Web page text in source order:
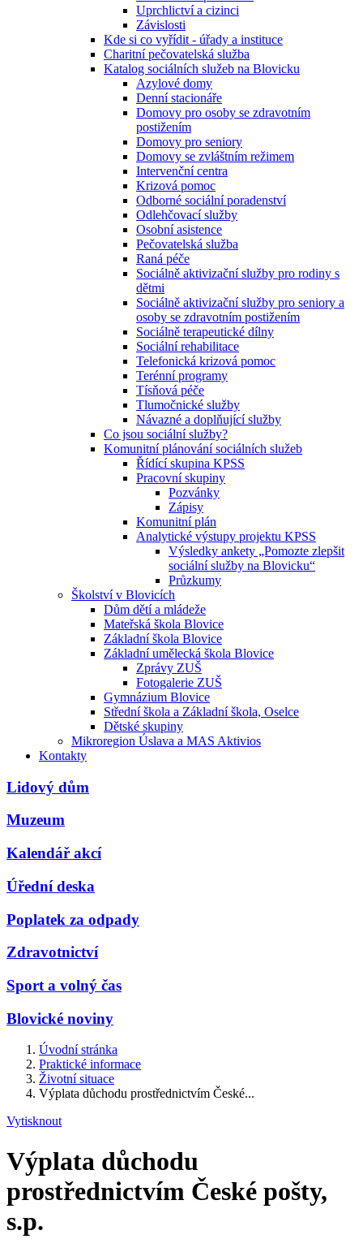
Uprchlictví a cizinci
Závislosti
Kde si co vyřídit - úřady a instituce
Charitní pečovatelská služba
Katalog sociálních služeb na Blovicku
Azylové domy
Denní stacionáře
Domovy pro osoby se zdravotním
postižením
Domovy pro seniory
Domovy se zvláštním režimem
Intervenční centra
Krizová pomoc
Odborné sociální poradenství
Odlehčovací služby
Osobní asistence
Pečovatelská služba
Raná péče
Sociálně aktivizační služby pro rodiny s
dětmi
Sociálně aktivizační služby pro seniory a
osoby se zdravotním postižením
Sociálně terapeutické dílny
Sociální rehabilitace
Telefonická krizová pomoc
Terénní programy
Tísňová péče
Tlumočnické služby
Návazné a doplňující služby
Co jsou sociální služby?
Komunitní plánování sociálních služeb
Řídící skupina KPSS
Pracovní skupiny
Pozvánky
Zápisy
Komunitní plán
Analytické výstupy projektu KPSS
Výsledky ankety „Pomozte zlepšit
sociální služby na Blovicku“
Průzkumy
Školství v Blovicích
Dům dětí a mládeže
Mateřská škola Blovice
Základní škola Blovice
Základní umělecká škola Blovice
Zprávy ZUŠ
Fotogalerie ZUŠ
Gymnázium Blovice
Střední škola a Základní škola, Oselce
Dětské skupiny
Mikroregion Úslava a MAS Aktivios
Kontakty
Lidový dům
Muzeum
Kalendář akcí
Úřední deska
Poplatek za odpady
Zdravotnictví
Sport a volný čas
Blovické noviny
Úvodní stránka
Praktické informace
Životní situace
Výplata důchodu prostřednictvím České...
Vytisknout
Výplata důchodu
prostřednictvím České pošty,
s.p.